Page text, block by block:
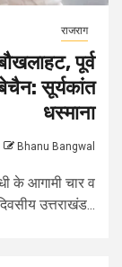
राजराग
पूर्व
सूर्यकांत
धस्माना
Bhanu Bangwal
के आगामी चार व
उत्तराखंड...